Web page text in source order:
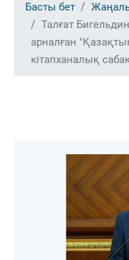
Басты бет
Талғат
арналған
кітапханалық